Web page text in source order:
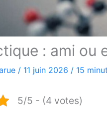
: ami ou
/ 11 juin 2026 / 15
5/5 - (4 votes)